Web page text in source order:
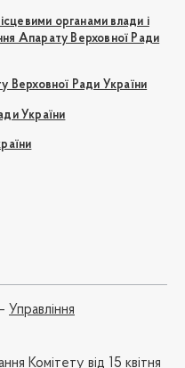
органами влади і
Апарату Верховної Ради
Верховної Ради України
України
Управління
Комітету від 15 квітня